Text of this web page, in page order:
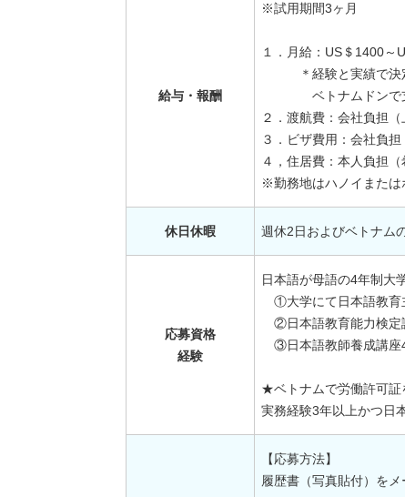
給与・報酬
※試用期間3ヶ月
１．月給：US＄1400～
＊経験と実績で決定
ベトナムドンで支
２．渡航費：会社負担（
３．ビザ費用：会社負
４，住居費：本人負担
※勤務地はハノイまたは
休日休暇 週休2日およびベトナム
応募資格
経験
日本語が母語の4年制大
①大学にて日本語教育
②日本語教育能力検定
③日本語教師養成講座
★ベトナムで労働許可
実務経験3年以上かつ日
【応募方法】
履歴書（写真貼付）をメ